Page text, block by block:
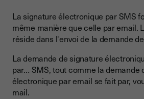
La signature électronique par SMS
même manière que celle par email.
réside dans l'envoi de la demande
La demande de signature
par… SMS, tout comme la demande
électronique par email se fait par,
mail.